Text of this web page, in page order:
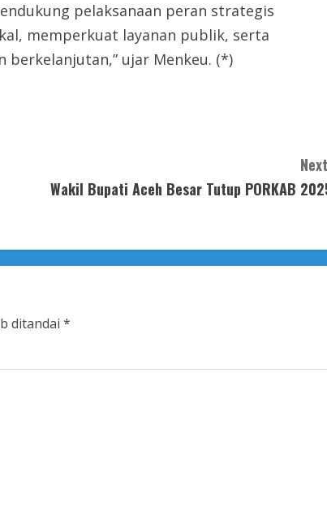
pelaksanaan peran strategis
memperkuat layanan publik, serta
ujar Menkeu. (*)
Wakil Bupati Aceh Besar Tutup PORKAB
ditandai *